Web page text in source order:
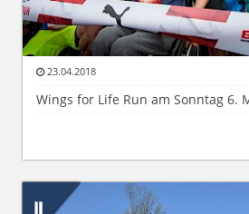
23.04.2018
Wings for Life Run am Sonntag 6.